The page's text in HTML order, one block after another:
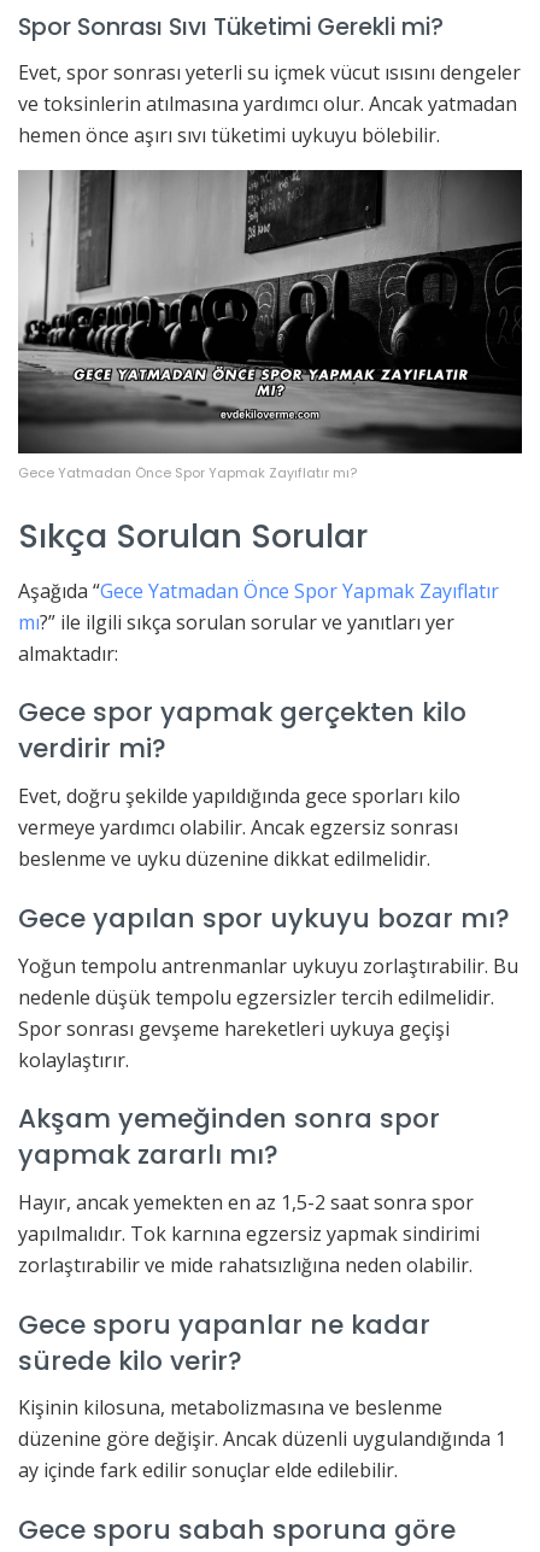
Spor Sonrası Sıvı Tüketimi Gerekli mi?
Evet, spor sonrası yeterli su içmek vücut ısısını dengeler
ve toksinlerin atılmasına yardımcı olur. Ancak yatmadan
hemen önce aşırı sıvı tüketimi uykuyu bölebilir.
Gece Yatmadan Önce Spor Yapmak Zayıflatır mı?
Sıkça Sorulan Sorular
Aşağıda “Gece Yatmadan Önce Spor Yapmak Zayıflatır
mı?” ile ilgili sıkça sorulan sorular ve yanıtları yer
almaktadır:
Gece spor yapmak gerçekten kilo
verdirir mi?
Evet, doğru şekilde yapıldığında gece sporları kilo
vermeye yardımcı olabilir. Ancak egzersiz sonrası
beslenme ve uyku düzenine dikkat edilmelidir.
Gece yapılan spor uykuyu bozar mı?
Yoğun tempolu antrenmanlar uykuyu zorlaştırabilir. Bu
nedenle düşük tempolu egzersizler tercih edilmelidir.
Spor sonrası gevşeme hareketleri uykuya geçişi
kolaylaştırır.
Akşam yemeğinden sonra spor
yapmak zararlı mı?
Hayır, ancak yemekten en az 1,5-2 saat sonra spor
yapılmalıdır. Tok karnına egzersiz yapmak sindirimi
zorlaştırabilir ve mide rahatsızlığına neden olabilir.
Gece sporu yapanlar ne kadar
sürede kilo verir?
Kişinin kilosuna, metabolizmasına ve beslenme
düzenine göre değişir. Ancak düzenli uygulandığında 1
ay içinde fark edilir sonuçlar elde edilebilir.
Gece sporu sabah sporuna göre